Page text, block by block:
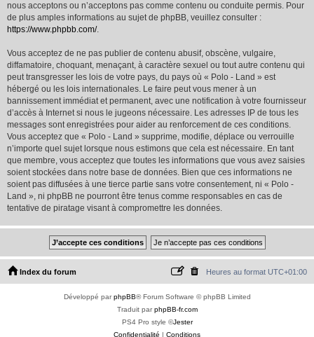
nous acceptons ou n’acceptons pas comme contenu ou conduite permis. Pour
de plus amples informations au sujet de phpBB, veuillez consulter :
https://www.phpbb.com/.
Vous acceptez de ne pas publier de contenu abusif, obscène, vulgaire,
diffamatoire, choquant, menaçant, à caractère sexuel ou tout autre contenu qui
peut transgresser les lois de votre pays, du pays où « Polo - Land » est
hébergé ou les lois internationales. Le faire peut vous mener à un
bannissement immédiat et permanent, avec une notification à votre fournisseur
d’accès à Internet si nous le jugeons nécessaire. Les adresses IP de tous les
messages sont enregistrées pour aider au renforcement de ces conditions.
Vous acceptez que « Polo - Land » supprime, modifie, déplace ou verrouille
n’importe quel sujet lorsque nous estimons que cela est nécessaire. En tant
que membre, vous acceptez que toutes les informations que vous avez saisies
soient stockées dans notre base de données. Bien que ces informations ne
soient pas diffusées à une tierce partie sans votre consentement, ni « Polo -
Land », ni phpBB ne pourront être tenus comme responsables en cas de
tentative de piratage visant à compromettre les données.
Index du forum Heures au format UTC+01:00
Développé parphpBB® Forum Software © phpBB Limited
Traduit parphpBB-fr.com
PS4 Pro style ©Jester
Confidentialité | Conditions